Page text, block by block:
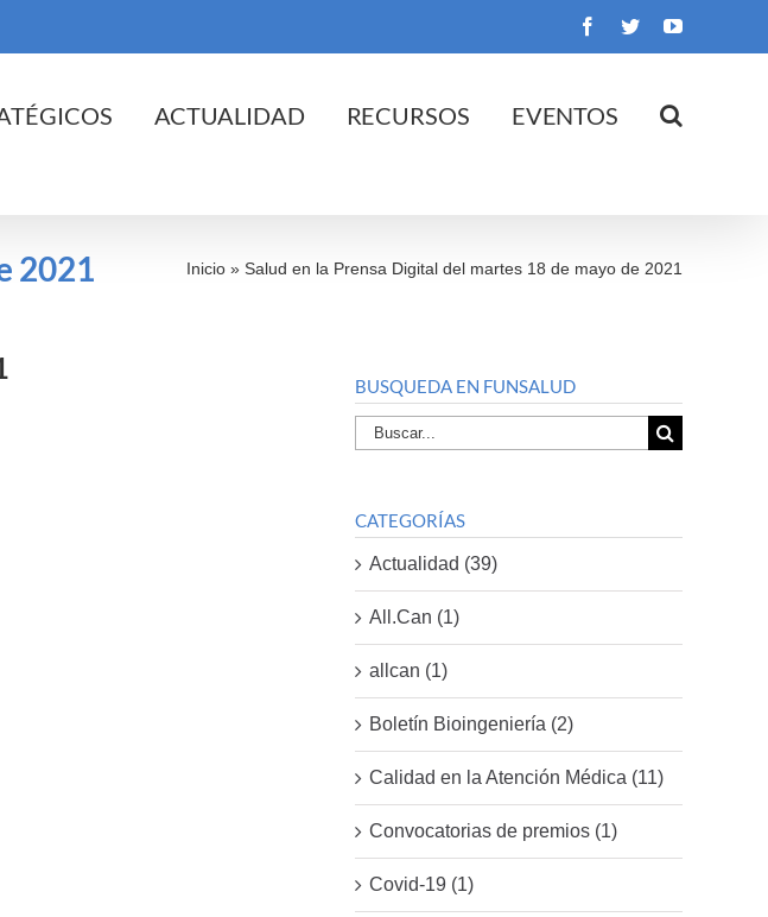
Facebook
TwitterYouTube
ACTUALIDAD RECURSOS EVENTOS
2021 Inicio » Salud en la Prensa Digital del martes 18 de mayo de 2021
BUSQUEDA EN FUNSALUD
Buscar
por:
CATEGORÍAS
Actualidad (39)
All.Can (1)
allcan (1)
Boletín Bioingeniería (2)
Calidad en la Atención Médica (11)
Convocatorias de premios (1)
Covid-19 (1)